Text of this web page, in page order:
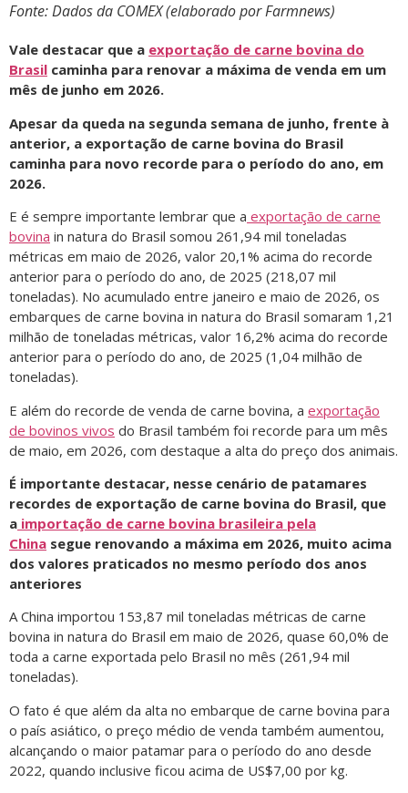
Fonte: Dados da COMEX (elaborado por Farmnews)
Vale destacar que a exportação de carne bovina do
Brasil caminha para renovar a máxima de venda em um
mês de junho em 2026.
Apesar da queda na segunda semana de junho, frente à
anterior, a exportação de carne bovina do Brasil
caminha para novo recorde para o período do ano, em
2026.
E é sempre importante lembrar que a exportação de carne
bovina in natura do Brasil somou 261,94 mil toneladas
métricas em maio de 2026, valor 20,1% acima do recorde
anterior para o período do ano, de 2025 (218,07 mil
toneladas). No acumulado entre janeiro e maio de 2026, os
embarques de carne bovina in natura do Brasil somaram 1,21
milhão de toneladas métricas, valor 16,2% acima do recorde
anterior para o período do ano, de 2025 (1,04 milhão de
toneladas).
E além do recorde de venda de carne bovina, a exportação
de bovinos vivos do Brasil também foi recorde para um mês
de maio, em 2026, com destaque a alta do preço dos animais.
É importante destacar, nesse cenário de patamares
recordes de exportação de carne bovina do Brasil, que
a importação de carne bovina brasileira pela
China segue renovando a máxima em 2026, muito acima
dos valores praticados no mesmo período dos anos
anteriores
A China importou 153,87 mil toneladas métricas de carne
bovina in natura do Brasil em maio de 2026, quase 60,0% de
toda a carne exportada pelo Brasil no mês (261,94 mil
toneladas).
O fato é que além da alta no embarque de carne bovina para
o país asiático, o preço médio de venda também aumentou,
alcançando o maior patamar para o período do ano desde
2022, quando inclusive ficou acima de US$7,00 por kg.